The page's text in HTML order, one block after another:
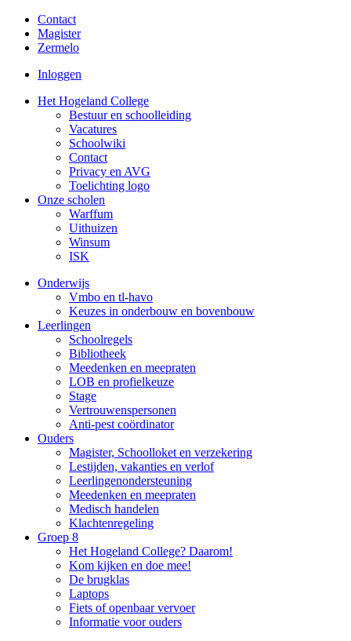
Contact
Magister
Zermelo
Inloggen
Het Hogeland College
Bestuur en schoolleiding
Vacatures
Schoolwiki
Contact
Privacy en AVG
Toelichting logo
Onze scholen
Warffum
Uithuizen
Winsum
ISK
Onderwijs
Vmbo en tl-havo
Keuzes in onderbouw en bovenbouw
Leerlingen
Schoolregels
Bibliotheek
Meedenken en meepraten
LOB en profielkeuze
Stage
Vertrouwenspersonen
Anti-pest coördinator
Ouders
Magister, Schoolloket en verzekering
Lestijden, vakanties en verlof
Leerlingenondersteuning
Meedenken en meepraten
Medisch handelen
Klachtenregeling
Groep 8
Het Hogeland College? Daarom!
Kom kijken en doe mee!
De brugklas
Laptops
Fiets of openbaar vervoer
Informatie voor ouders